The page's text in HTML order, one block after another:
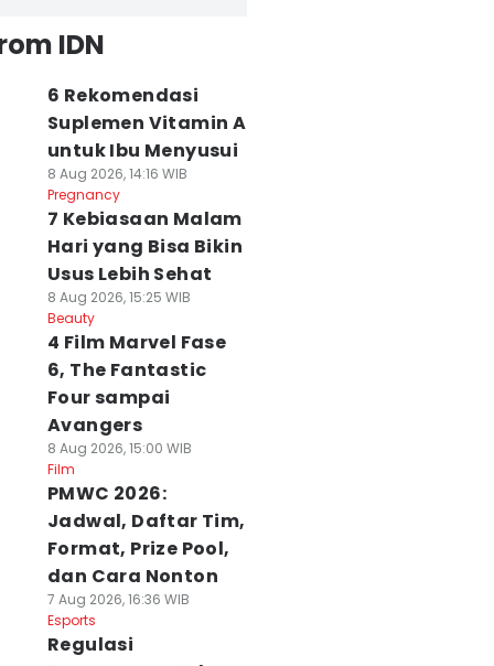
IDN
6 Rekomendasi
Suplemen Vitamin A
untuk Ibu Menyusui
8 Aug 2026, 14:16 WIB
Pregnancy
7 Kebiasaan Malam
Hari yang Bisa Bikin
Usus Lebih Sehat
8 Aug 2026, 15:25 WIB
Beauty
4 Film Marvel Fase
6, The Fantastic
Four sampai
Avangers
8 Aug 2026, 15:00 WIB
Film
PMWC 2026:
Jadwal, Daftar Tim,
Format, Prize Pool,
dan Cara Nonton
7 Aug 2026, 16:36 WIB
Esports
Regulasi